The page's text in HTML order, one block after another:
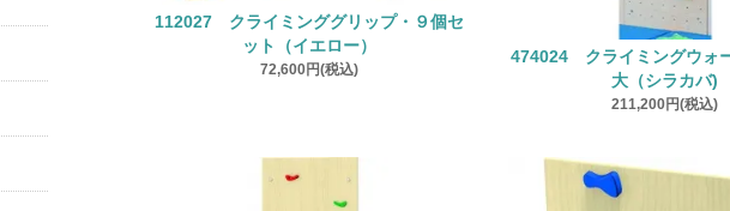
112027 クライミンググリップ・９個セ
ット（イエロー）
72,600円(税込)
474024 クライミングウォ
大（シラカバ)
211,200円(税込)